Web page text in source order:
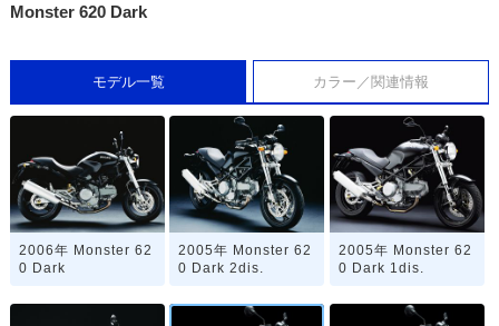
Monster 620 Dark
モデル一覧 カラー／関連情報
2006年 Monster 62
0 Dark
2005年 Monster 62
0 Dark 2dis.
2005年 Monster 62
0 Dark 1dis.